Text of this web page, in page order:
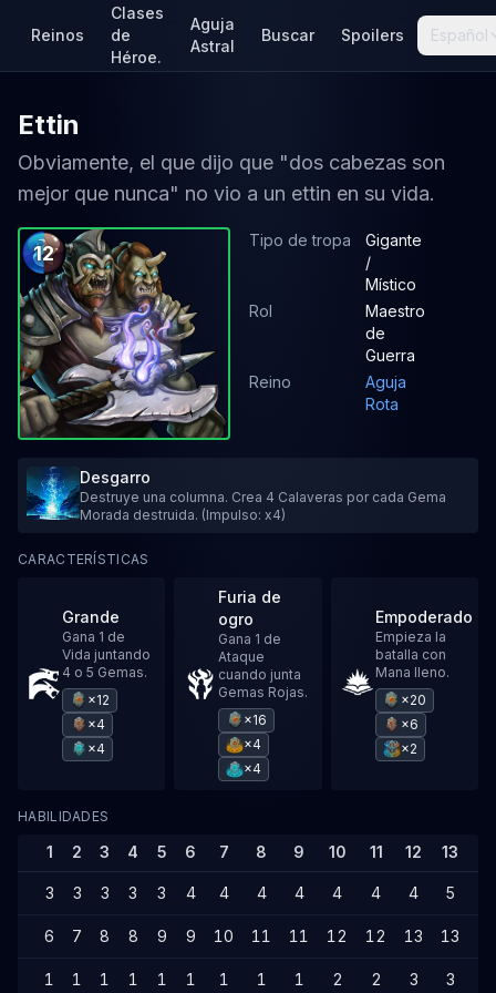
Reinos
Clases
de
Héroe.
Aguja
Astral
Buscar Spoilers Español
Ettin
Obviamente, el que dijo que "dos cabezas son
mejor que nunca" no vio a un ettin en su vida.
12
Tipo de tropa
Gigante
/
Místico
Rol
Maestro
de
Guerra
Reino
Aguja
Rota
Desgarro
Destruye una columna. Crea 4 Calaveras por cada Gema
Morada destruida. (Impulso: x4)
CARACTERÍSTICAS
Grande
Gana 1 de
Vida juntando
4 o 5 Gemas.
×12
×4
×4
Furia de
ogro
Gana 1 de
Ataque
cuando junta
Gemas Rojas.
×16
×4
×4
Empoderado
Empieza la
batalla con
Mana lleno.
×20
×6
×2
HABILIDADES
1 2 3 4 5 6 7 8 9 10 11 12 13
3 3 3 3 3 4 4 4 4 4 4 4 5
6 7 8 8 9 9 10 11 11 12 12 13 13
1 1 1 1 1 1 1 1 1 2 2 3 3